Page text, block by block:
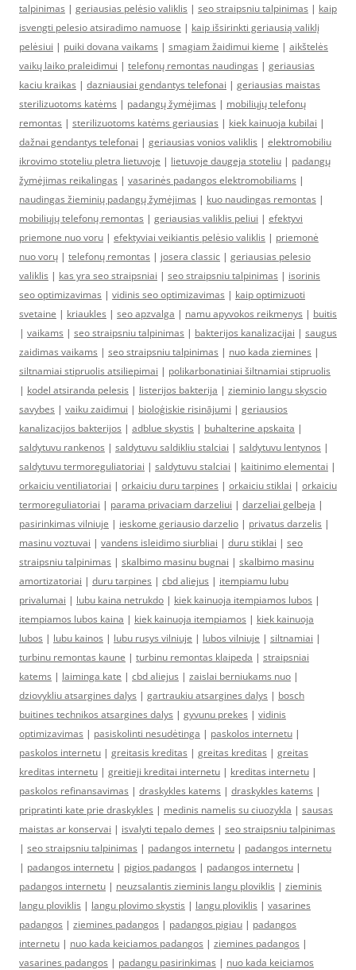
talpinimas | geriausias pelėsio valiklis | seo straipsniu talpinimas | kaip
isvengti pelesio atsiradimo namuose | kaip išsirinkti geriausią valiklį
pelėsiui | puiki dovana vaikams | smagiam žaidimui kieme | aikštelės
vaikų laiko praleidimui | telefonų remontas naudingas | geriausias
kaciu kraikas | dazniausiai gendantys telefonai | geriausias maistas
sterilizuotoms katėms | padangų žymėjimas | mobiliųjų telefonų
remontas | sterilizuotoms katėms geriausias | kiek kainuoja kubilai |
dažnai gendantys telefonai | geriausias vonios valiklis | elektromobiliu
ikrovimo stoteliu pletra lietuvoje | lietuvoje daugeja stoteliu | padangų
žymėjimas reikalingas | vasarinės padangos elektromobiliams |
naudingas žieminių padangų žymėjimas | kuo naudingas remontas |
mobiliųjų telefonų remontas | geriausias valiklis peliui | efektyvi
priemone nuo voru | efektyviai veikiantis pelėsio valiklis | priemonė
nuo vorų | telefonų remontas | josera classic | geriausias pelesio
valiklis | kas yra seo straipsniai | seo straipsniu talpinimas | isorinis
seo optimizavimas | vidinis seo optimizavimas | kaip optimizuoti
svetaine | kriaukles | seo apzvalga | namu apyvokos reikmenys | buitis
| vaikams | seo straipsniu talpinimas | bakterijos kanalizacijai | saugus
zaidimas vaikams | seo straipsniu talpinimas | nuo kada ziemines |
siltnamiai stipruolis atsiliepimai | polikarbonatiniai šiltnamiai stipruolis
| kodel atsiranda pelesis | listerijos bakterija | zieminio langu skyscio
savybes | vaiku zaidimui | bioloģiskie risinājumi | geriausios
kanalizacijos bakterijos | adblue skystis | buhalterine apskaita |
saldytuvu rankenos | saldytuvu saldikliu stalciai | saldytuvu lentynos |
saldytuvu termoreguliatoriai | saldytuvu stalciai | kaitinimo elementai |
orkaiciu ventiliatoriai | orkaiciu duru tarpines | orkaiciu stiklai | orkaiciu
termoreguliatoriai | parama privaciam darzeliui | darzeliai gelbeja |
pasirinkimas vilniuje | ieskome geriausio darzelio | privatus darzelis |
masinu voztuvai | vandens isleidimo siurbliai | duru stiklai | seo
straipsniu talpinimas | skalbimo masinu bugnai | skalbimo masinu
amortizatoriai | duru tarpines | cbd aliejus | itempiamu lubu
privalumai | lubu kaina netrukdo | kiek kainuoja itempiamos lubos |
itempiamos lubos kaina | kiek kainuoja itempiamos | kiek kainuoja
lubos | lubu kainos | lubu rusys vilniuje | lubos vilniuje | siltnamiai |
turbinu remontas kaune | turbinu remontas klaipeda | straipsniai
katems | laiminga kate | cbd aliejus | zaislai berniukams nuo |
dziovykliu atsargines dalys | gartraukiu atsargines dalys | bosch
buitines technikos atsargines dalys | gyvunu prekes | vidinis
optimizavimas | pasiskolinti nesudėtinga | paskolos internetu |
paskolos internetu | greitasis kreditas | greitas kreditas | greitas
kreditas internetu | greitieji kreditai internetu | kreditas internetu |
paskolos refinansavimas | draskykles katems | draskykles katems |
pripratinti kate prie draskykles | medinis namelis su ciuozykla | sausas
maistas ar konservai | isvalyti tepalo demes | seo straipsniu talpinimas
| seo straipsniu talpinimas | padangos internetu | padangos internetu
| padangos internetu | pigios padangos | padangos internetu |
padangos internetu | neuzsalantis zieminis langu ploviklis | zieminis
langu ploviklis | langu plovimo skystis | langu ploviklis | vasarines
padangos | ziemines padangos | padangos pigiau | padangos
internetu | nuo kada keiciamos padangos | ziemines padangos |
vasarines padangos | padangu pasirinkimas | nuo kada keiciamos